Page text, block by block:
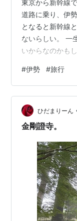
東京から新幹線
道路に乗り、伊
となると新幹線
ないらしい。 一
いからなのかも
#伊勢 #旅行
ひだまりーん
金剛證寺。